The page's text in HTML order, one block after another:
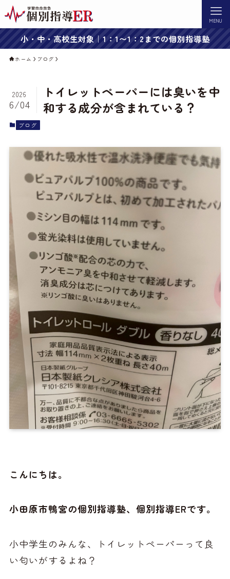
MENU
小・中・高校生対象｜1：1〜1：2までの個別指導塾
ホーム ブログ
トイレットペーパーには臭いを中
和する成分が含まれている？
2026
6/04
ブログ
こんにちは。
小田原市鴨宮の個別指導塾、個別指導ERです。
小中学生のみんな、トイレットペーパーって良
い匂いがするよね？